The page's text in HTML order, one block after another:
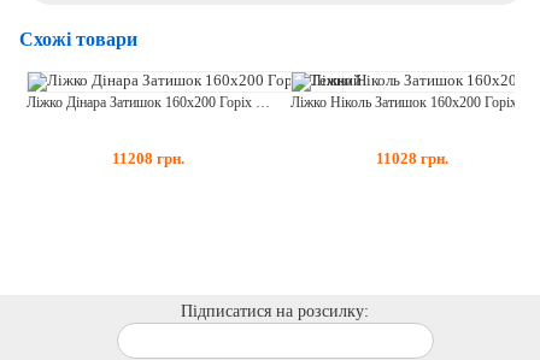
Схожі товари
11208 грн. 11028 грн.
Підписатися на розсилку: